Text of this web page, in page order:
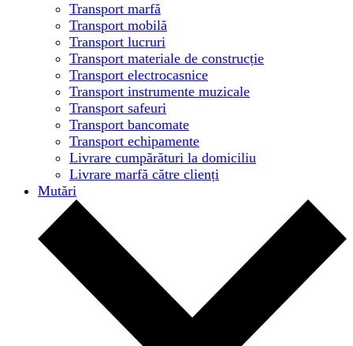
Transport marfă
Transport mobilă
Transport lucruri
Transport materiale de construcție
Transport electrocasnice
Transport instrumente muzicale
Transport safeuri
Transport bancomate
Transport echipamente
Livrare cumpărături la domiciliu
Livrare marfă către clienți
Mutări